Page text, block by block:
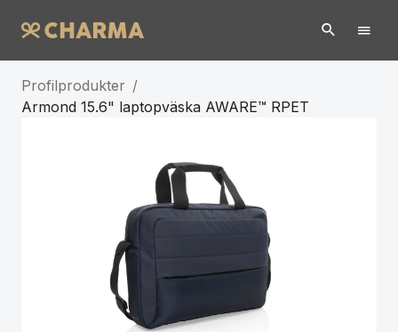
Profilprodukter /
Armond 15.6" laptopväska AWARE™ RPET